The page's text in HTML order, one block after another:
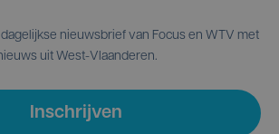
nieuwsbrief van Focus en WTV met
uit West-Vlaanderen.
Inschrijven